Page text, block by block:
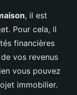
, il est
Pour cela, il
financières
vos revenus
vous pouvez
immobilier.